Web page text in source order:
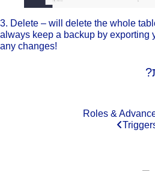
3. Delete – will delete the whole
always keep a backup by
any changes!
Roles &